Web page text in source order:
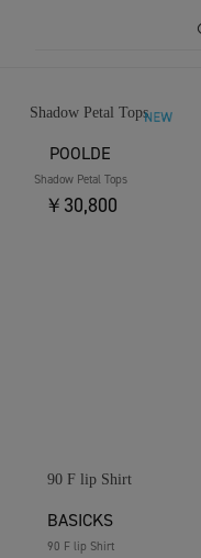
POOLDE
Shadow Petal Tops
￥30,800
BASICKS
90 F lip Shirt